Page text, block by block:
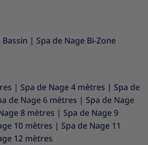
| Spa de Nage Bi-Zone
| Spa de Nage 4 mètres | Spa de
de Nage 6 mètres | Spa de Nage
8 mètres | Spa de Nage 9
10 mètres | Spa de Nage 11
12 mètres